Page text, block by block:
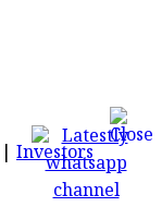
Investors